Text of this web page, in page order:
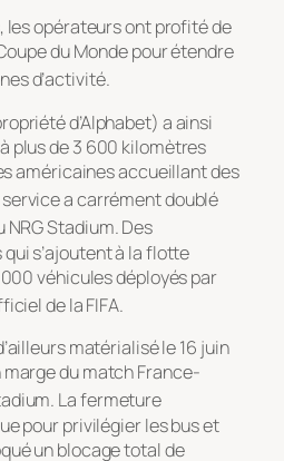
opérateurs ont profité de
du Monde pour étendre
d’activité.
d’Alphabet) a ainsi
plus de 3 600 kilomètres
américaines accueillant des
service a carrément doublé
NRG Stadium. Des
s’ajoutent à la flotte
véhicules déployés par
de la FIFA.
matérialisé le 16 juin
marge du match France-
. La fermeture
pour privilégier les bus et
un blocage total de